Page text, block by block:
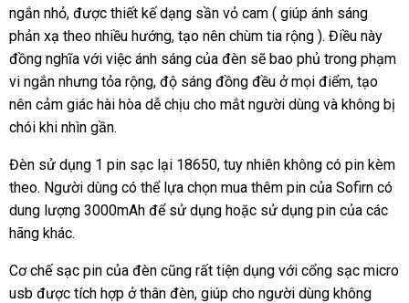
ngắn nhỏ, được thiết kế dạng sần vỏ cam ( giúp ánh sáng
phản xạ theo nhiều hướng, tạo nên chùm tia rộng ). Điều này
đồng nghĩa với việc ánh sáng của đèn sẽ bao phủ trong phạm
vi ngắn nhưng tỏa rộng, độ sáng đồng đều ở mọi điểm, tạo
nên cảm giác hài hòa dễ chịu cho mắt người dùng và không bị
chói khi nhìn gần.
Đèn sử dụng 1 pin sạc lại 18650, tuy nhiên không có pin kèm
theo. Người dùng có thể lựa chọn mua thêm pin của Sofirn có
dung lượng 3000mAh để sử dụng hoặc sử dụng pin của các
hãng khác.
Cơ chế sạc pin của đèn cũng rất tiện dụng với cổng sạc micro
usb được tích hợp ở thân đèn, giúp cho người dùng không